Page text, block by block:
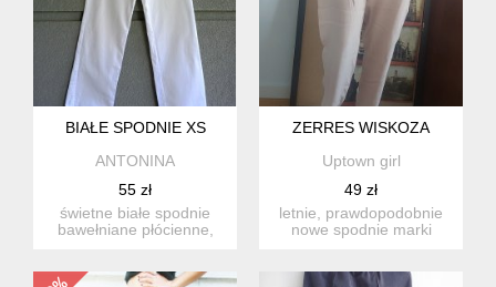
BIAŁE SPODNIE XS
ANTONINA
55 zł
świetne białe spodnie
bawełniane płócienne,
ZERRES WISKOZA
Uptown girl
49 zł
letnie, prawdopodobnie
nowe spodnie marki